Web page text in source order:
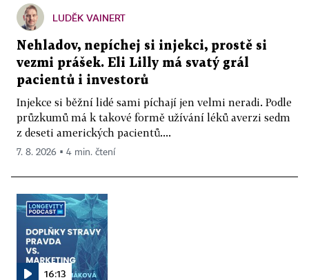
LUDĚK VAINERT
Nehladov, nepíchej si injekci, prostě si
vezmi prášek. Eli Lilly má svatý grál
pacientů i investorů
Injekce si běžní lidé sami píchají jen velmi neradi. Podle
průzkumů má k takové formě užívání léků averzi sedm
z deseti amerických pacientů....
7. 8. 2026 ▪ 4 min. čtení
16:13